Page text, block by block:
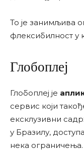
То је занимљива
флексибилност
Глобоплеј
Глобоплеј је
сервис који
ексклузивни
у Бразилу,
нека ограничења.